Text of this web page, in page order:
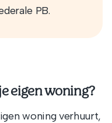
PB.
eigen woning?
woning verhuurt,